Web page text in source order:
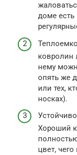
доме есть
ковролин
нему
опять же
или тех,
носках).
Хороший
цвет,